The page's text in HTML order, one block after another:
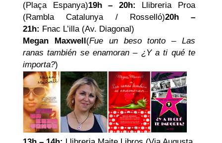
(Plaça Espanya)19h – 20h: Llibreria Proa
(Rambla Catalunya / Rosselló)20h –
21h: Fnac L’illa (Av. Diagonal)
Megan Maxwell(Fue un beso tonto –Las
ranas también se enamoran – ¿Y a ti qué te
importa?)